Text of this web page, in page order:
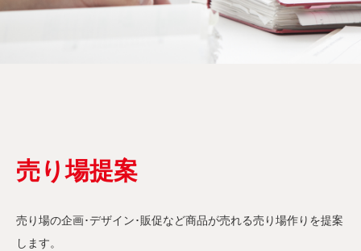
売り場提案
売り場の企画･デザイン･販促など商品が売れる売り場作りを提案
します。